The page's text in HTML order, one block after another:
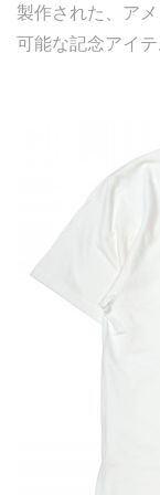
製作された、ア
可能な記念アイ